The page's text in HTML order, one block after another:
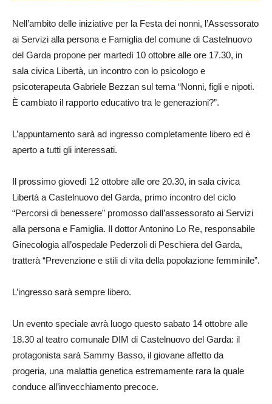
Nell’ambito delle iniziative per la Festa dei nonni, l’Assessorato
ai Servizi alla persona e Famiglia del comune di Castelnuovo
del Garda propone per martedì 10 ottobre alle ore 17.30, in
sala civica Libertà, un incontro con lo psicologo e
psicoterapeuta Gabriele Bezzan sul tema “Nonni, figli e nipoti.
È cambiato il rapporto educativo tra le generazioni?”.
L’appuntamento sarà ad ingresso completamente libero ed è
aperto a tutti gli interessati.
Il prossimo giovedì 12 ottobre alle ore 20.30, in sala civica
Libertà a Castelnuovo del Garda, primo incontro del ciclo
“Percorsi di benessere” promosso dall’assessorato ai Servizi
alla persona e Famiglia. Il dottor Antonino Lo Re, responsabile
Ginecologia all’ospedale Pederzoli di Peschiera del Garda,
tratterà “Prevenzione e stili di vita della popolazione femminile”.
L’ingresso sarà sempre libero.
Un evento speciale avrà luogo questo sabato 14 ottobre alle
18.30 al teatro comunale DIM di Castelnuovo del Garda: il
protagonista sarà Sammy Basso, il giovane affetto da
progeria, una malattia genetica estremamente rara la quale
conduce all’invecchiamento precoce.